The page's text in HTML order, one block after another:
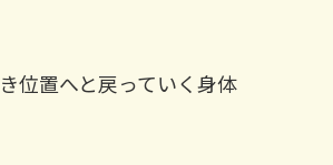
位置へと戻っていく身体